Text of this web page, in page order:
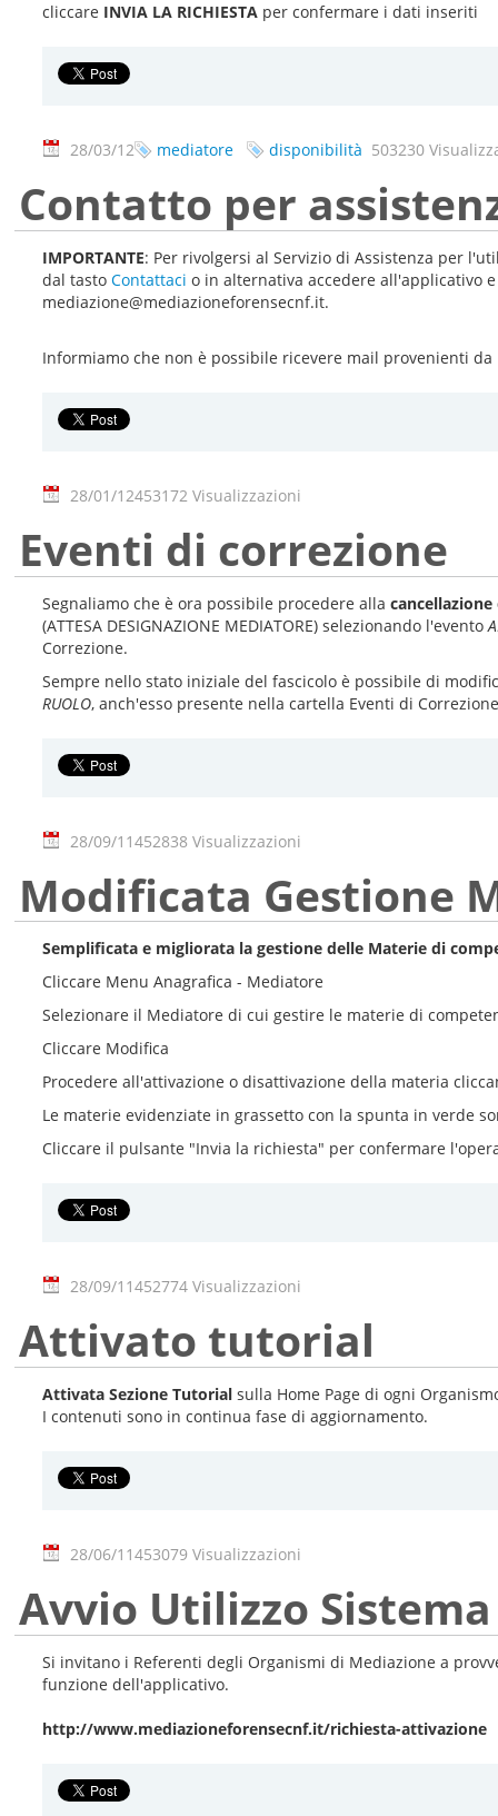
cliccare INVIA LA RICHIESTA per confermare i dati inseriti
28/03/12 mediatore disponibilità 503230
Contatto per
IMPORTANTE: Per rivolgersi al Servizio di Assistenza per
dal tasto Contattaci o in alternativa accedere all'applicativo
mediazione@mediazioneforensecnf.it.
Informiamo che non è possibile ricevere mail provenienti
28/01/12453172 Visualizzazioni
Eventi di correzione
Segnaliamo che è ora possibile procedere alla
(ATTESA DESIGNAZIONE MEDIATORE) selezionando l'evento
Correzione.
Sempre nello stato iniziale del fascicolo è possibile di
RUOLO, anch'esso presente nella cartella Eventi di
28/09/11452838 Visualizzazioni
Modificata Gestione
Semplificata e migliorata la gestione delle Materie di
Cliccare Menu Anagrafica - Mediatore
Selezionare il Mediatore di cui gestire le materie di
Cliccare Modifica
Procedere all'attivazione o disattivazione della materia
Le materie evidenziate in grassetto con la spunta in verde
Cliccare il pulsante "Invia la richiesta" per confermare
28/09/11452774 Visualizzazioni
Attivato tutorial
Attivata Sezione Tutorial sulla Home Page di ogni
I contenuti sono in continua fase di aggiornamento.
28/06/11453079 Visualizzazioni
Avvio Utilizzo
Si invitano i Referenti degli Organismi di Mediazione a
funzione dell'applicativo.
http://www.mediazioneforensecnf.it/richiesta-attivazione